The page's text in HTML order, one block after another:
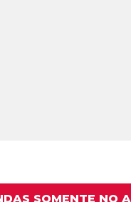
SOMENTE NO